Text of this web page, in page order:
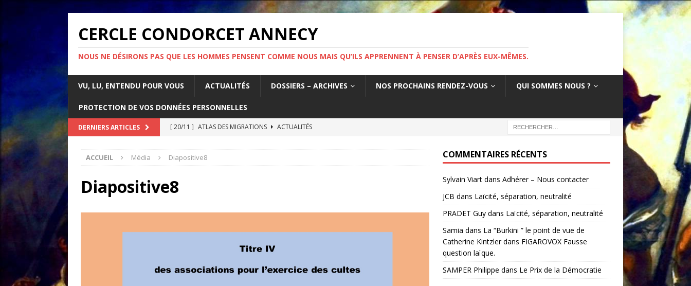
CERCLE CONDORCET ANNECY
NOUS NE DÉSIRONS PAS QUE LES HOMMES PENSENT COMME NOUS MAIS QU’ILS APPRENNENT À PENSER D’APRÈS EUX-MÊMES.
VU, LU, ENTENDU POUR VOUS ACTUALITÉS DOSSIERS – ARCHIVES NOS PROCHAINS RENDEZ-VOUS QUI SOMMES NOUS ?
PROTECTION DE VOS DONNÉES PERSONNELLES
DERNIERS ARTICLES [ 20/11 ] ATLAS DES MIGRATIONS
ACTUALITÉS
rapport d’Amnesty France.
[ 21/10 ]
[ 05/05 ] La guerre de l’information.
ACTUALITÉS
[ 18/01 ] Sale temps pour les glaciers ! ACTUALITÉS
ACCUEIL Média Diapositive8
Diapositive8
COMMENTAIRES RÉCENTS
Sylvain Viartdans Adhérer – Nous contacter
JCB dans Laïcité, séparation, neutralité
PRADET Guydans Laïcité, séparation, neutralité
Samia dans La “Burkini ” le point de vue de
Catherine Kintzler dans FIGAROVOX Fausse
question laïque.
SAMPER Philippe dans Le Prix de la Démocratie